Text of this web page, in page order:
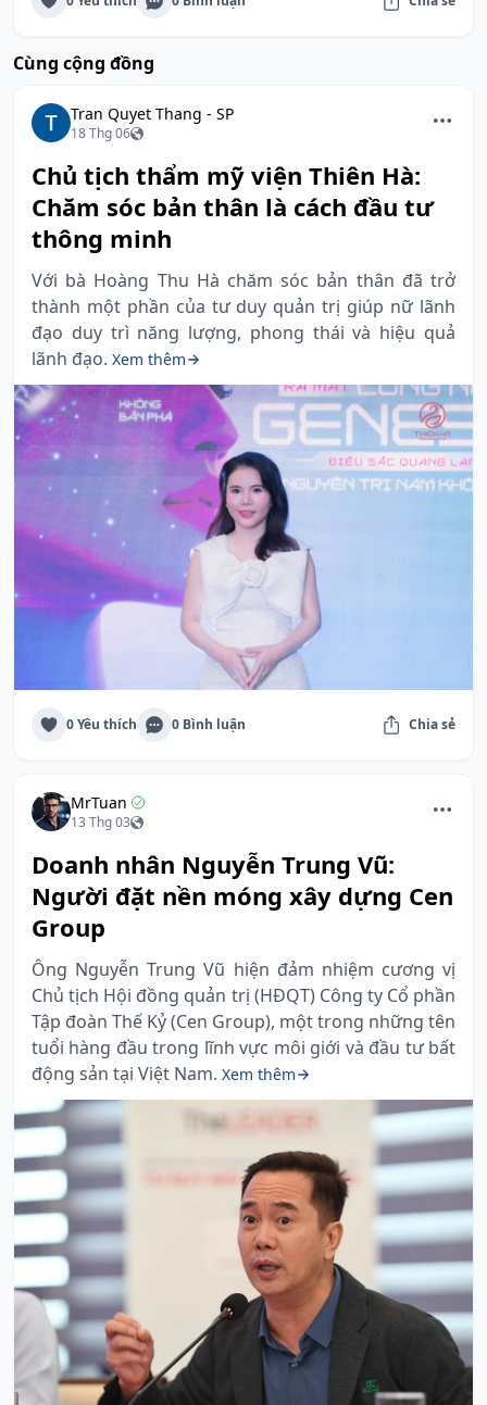
Cùng cộng đồng
Tran Quyet Thang - SP
18 Thg 06
Chủ tịch thẩm mỹ viện Thiên Hà:
Chăm sóc bản thân là cách đầu tư
thông minh
Với bà Hoàng Thu Hà chăm sóc bản thân đã trở
thành một phần của tư duy quản trị giúp nữ lãnh
đạo duy trì năng lượng, phong thái và hiệu quả
lãnh đạo. Xem thêm
0 Yêu thích 0 Bình luận Chia sẻ
MrTuan
13 Thg 03
Doanh nhân Nguyễn Trung Vũ:
Người đặt nền móng xây dựng Cen
Group
Ông Nguyễn Trung Vũ hiện đảm nhiệm cương vị
Chủ tịch Hội đồng quản trị (HĐQT) Công ty Cổ phần
Tập đoàn Thế Kỷ (Cen Group), một trong những tên
tuổi hàng đầu trong lĩnh vực môi giới và đầu tư bất
động sản tại Việt Nam. Xem thêm